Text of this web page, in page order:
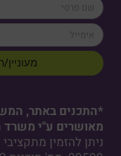
*התכנים באתר,
מאושרים ע"י משרד
firstName
email